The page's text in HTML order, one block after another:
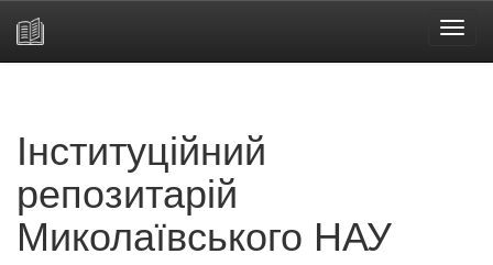
Інституційний
репозитарій
Миколаївського НАУ